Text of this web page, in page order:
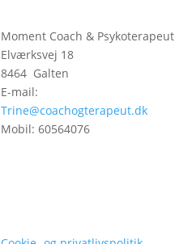
Moment Coach & Psykoterapeut
Elværksvej 18
8464 Galten
E-mail:
Trine@coachogterapeut.dk
Mobil: 60564076